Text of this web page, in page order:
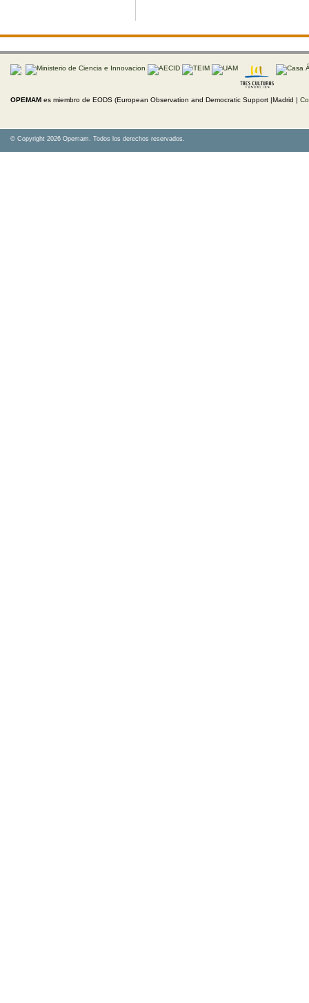
OPEMAM es miembro de EODS (European Observation and Democratic Support |Madrid |
© Copyright 2026 Opemam. Todos los derechos reservados.